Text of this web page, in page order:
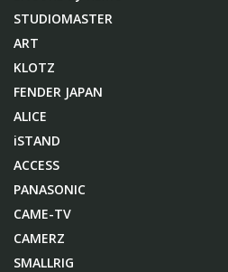
STUDIOMASTER
ART
KLOTZ
FENDER JAPAN
ALICE
iSTAND
ACCESS
PANASONIC
CAME-TV
CAMERZ
SMALLRIG